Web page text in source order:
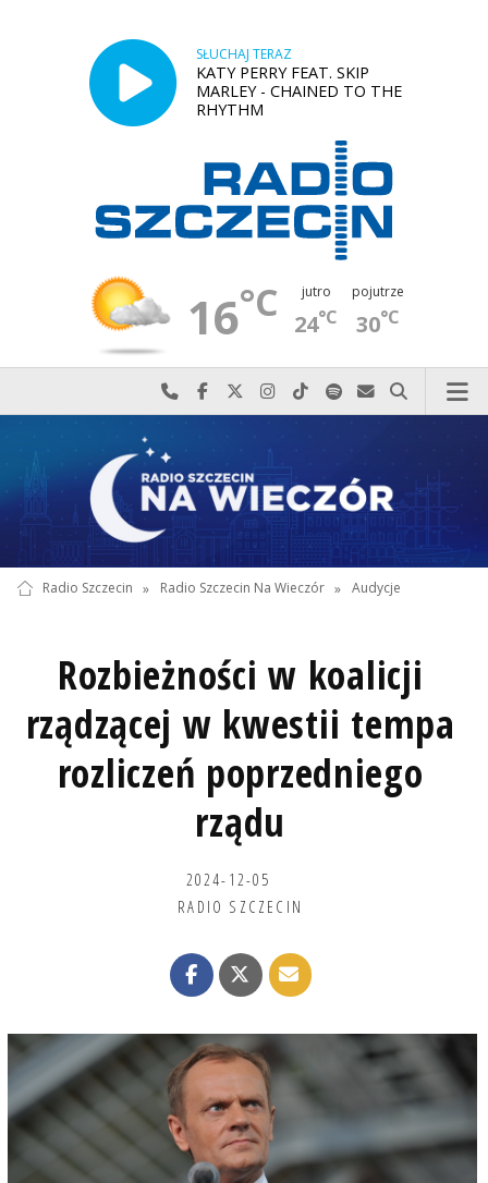
SŁUCHAJ TERAZ
KATY PERRY FEAT. SKIP
MARLEY - CHAINED TO THE
RHYTHM
16°C jutro
24°C
pojutrze
30°C
Najlepiej po prostu do nas zadzwoń
Odwiedź nas na Facebook-u
Odwiedź nas na X
Odwiedź nas na Instagram-ie
Odwiedź nas na TikTok-u
Szukaj nas na Spotify
Wyślij do nas
Szukaj
Radio Szczecin » Radio Szczecin Na Wieczór » Audycje
Rozbieżności w koalicji
rządzącej w kwestii tempa
rozliczeń poprzedniego
rządu
2024-12-05
RADIO SZCZECIN